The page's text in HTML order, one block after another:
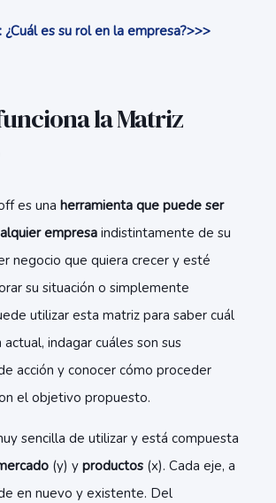
¿Cuál es su rol en la empresa?>>>
la Matriz
es una herramienta que puede ser
empresa indistintamente de su
negocio que quiera crecer y esté
su situación o simplemente
utilizar esta matriz para saber cuál
actual, indagar cuáles son sus
acción y conocer cómo proceder
el objetivo propuesto.
sencilla de utilizar y está compuesta
(y) y productos (x). Cada eje, a
en nuevo y existente. Del